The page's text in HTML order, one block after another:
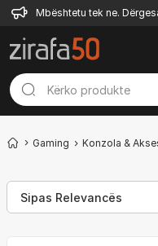
Mbështetu tek ne.
Gaming Konzola &